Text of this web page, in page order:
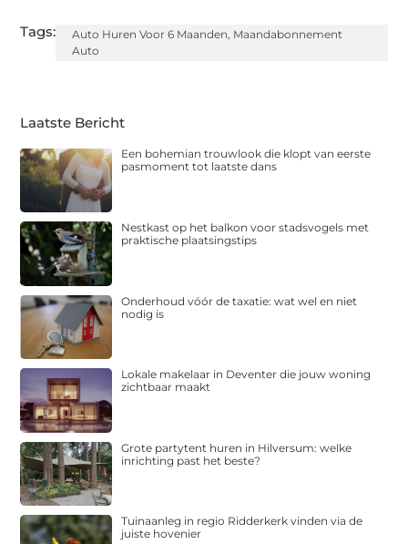
Tags: Auto Huren Voor 6 Maanden, Maandabonnement
Auto
Laatste Bericht
Een bohemian trouwlook die klopt van eerste
pasmoment tot laatste dans
Nestkast op het balkon voor stadsvogels met
praktische plaatsingstips
Onderhoud vóór de taxatie: wat wel en niet
nodig is
Lokale makelaar in Deventer die jouw woning
zichtbaar maakt
Grote partytent huren in Hilversum: welke
inrichting past het beste?
Tuinaanleg in regio Ridderkerk vinden via de
juiste hovenier